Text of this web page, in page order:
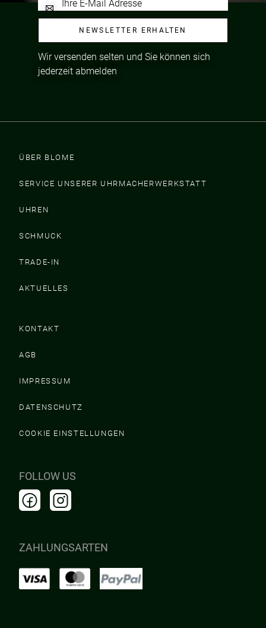
NEWSLETTER ERHALTEN
Wir versenden selten und Sie können sich
jederzeit abmelden
ÜBER BLOME
SERVICE UNSERER UHRMACHERWERKSTATT
UHREN
SCHMUCK
TRADE-IN
AKTUELLES
KONTAKT
AGB
IMPRESSUM
DATENSCHUTZ
COOKIE EINSTELLUNGEN
FOLLOW US
ZAHLUNGSARTEN